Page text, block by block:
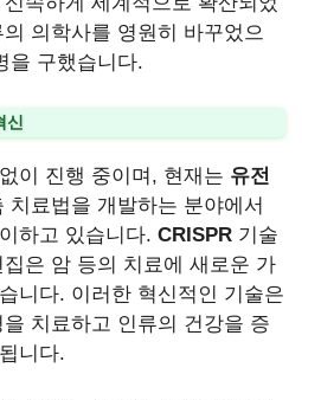
의학사를 영원히 바꾸었으
을 구했습니다.
신
이 진행 중이며, 현재는 유전
치료법을 개발하는 분야에서
하고 있습니다. CRISPR 기술
은 암 등의 치료에 새로운 가
니다. 이러한 혁신적인 기술은
치료하고 인류의 건강을 증
니다.